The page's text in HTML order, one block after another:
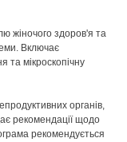
жіночого здоров'я та
Включає
та мікроскопічну
органів,
рекомендації щодо
рекомендується